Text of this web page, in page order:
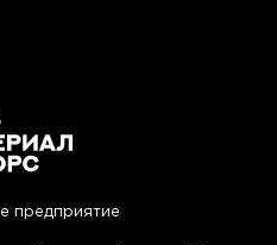
предприятие